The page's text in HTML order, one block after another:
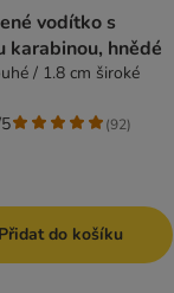
vodítko s
karabinou, hnědé
/ 1.8 cm široké
(92)
Přidat do košíku